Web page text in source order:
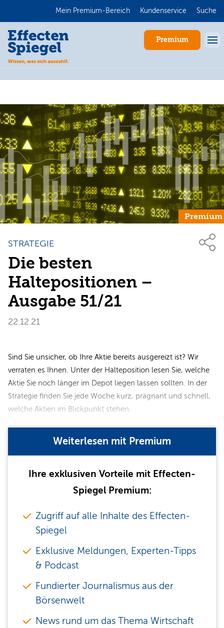
Mein Premium-Bereich Kundenservice Suche
Premium
Premium
STRATEGIE
Die besten
Haltepositionen –
Ausgabe 51/21
22.12.21
Sind Sie unsicher, ob Ihre Aktie bereits ausgereizt ist? Wir
verraten es Ihnen. Unter der Halteposition lesen Sie, welche
Aktie Sie noch länger im Depot liegen lassen sollten. In der
Strategie finden Sie jede Woche kurz, prägnant und schnell,
welche Aktien im Blickpunkt stehen.
Weiterlesen mit Premium
Ihre exklusiven Vorteile mit Effecten-
Spiegel Premium:
Zugriff auf alle Inhalte des Effecten-
Spiegel
Exklusive Meldungen, Experten-Tipps
& Podcast
Fundierter Journalismus aus der
Börsenwelt
News rund um das Thema Wirtschaft
Anmelden